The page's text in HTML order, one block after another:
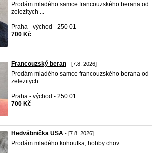
Prodám mladého samce francouzského berana od
zelezitych ...
Praha - východ - 250 01
700 Kč
Francouzský beran - [7.8. 2026]
Prodám mladého samce francouzského berana od
zelezitych ...
Praha - východ - 250 01
700 Kč
Hedvábnička USA - [7.8. 2026]
Prodám mladého kohoutka, hobby chov